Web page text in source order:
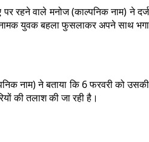
रहने वाले मनोज (काल्पनिक नाम) ने दर्ज
नामक युवक बहला फुसलाकर अपने साथ भगा
नाम) ने बताया कि 6 फरवरी को उसकी
की तलाश की जा रही है।